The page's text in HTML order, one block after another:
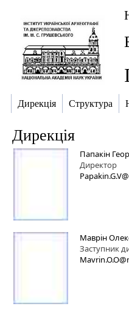
Дирекція Структура
Дирекція
Папакін
Директор
Маврін
Заступник